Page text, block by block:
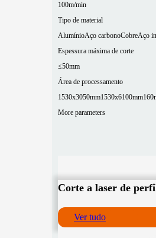
100m/min
Tipo de material
AlumínioAço carbonoCobreAço
Espessura máxima de corte
≤50mm
Área de processamento
1530x3050mm1530x6100mm
More parameters
Corte a laser de
Ver tudo